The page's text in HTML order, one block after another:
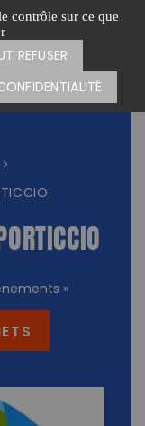
contrôle sur ce que
REFUSER
UN DON
>
»